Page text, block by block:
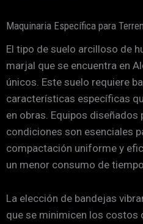
Maquinaria Específica para
El tipo de suelo arcilloso de
marjal que se encuentra en
únicos. Este suelo requiere
características específicas
en obras. Equipos diseñados
condiciones son esenciales
compactación uniforme y
un menor consumo de
La elección de bandejas
que se minimicen los costos